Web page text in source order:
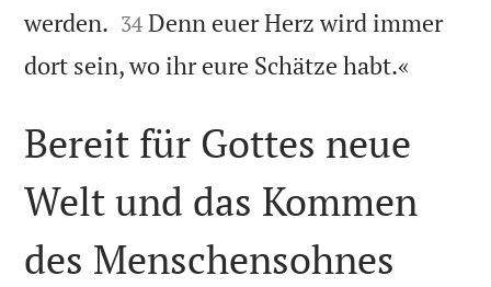
werden. 

34 Denn euer Herz wird immer
dort sein, wo ihr eure Schätze habt.«
Bereit für Gottes neue
Welt und das Kommen
des Menschensohnes